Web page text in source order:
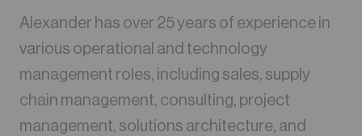
Alexander has over 25 years of experience in
various operational and technology
management roles, including sales, supply
chain management, consulting, project
management, solutions architecture, and